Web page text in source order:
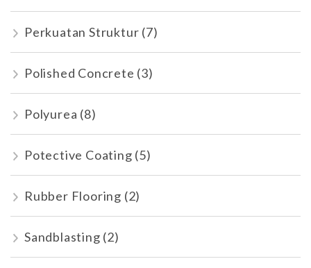
Perkuatan Struktur (7)
Polished Concrete (3)
Polyurea (8)
Potective Coating (5)
Rubber Flooring (2)
Sandblasting (2)